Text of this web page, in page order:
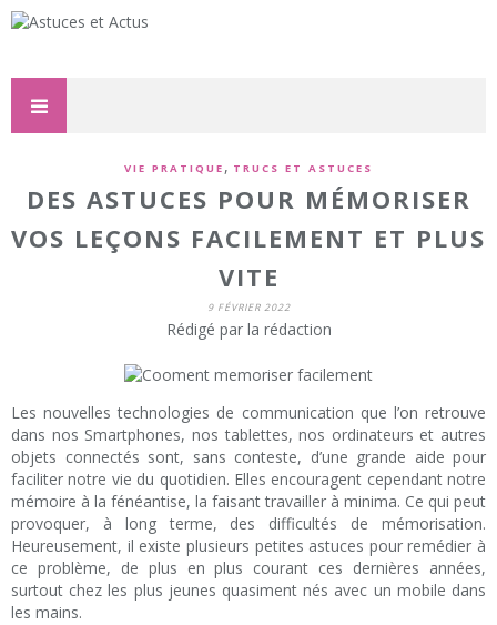
VIE PRATIQUE , TRUCS ET ASTUCES
DES ASTUCES POUR MÉMORISER
VOS LEÇONS FACILEMENT ET PLUS
VITE
9 FÉVRIER 2022
Rédigé par la rédaction
Les nouvelles technologies de communication que l’on retrouve
dans nos Smartphones, nos tablettes, nos ordinateurs et autres
objets connectés sont, sans conteste, d’une grande aide pour
faciliter notre vie du quotidien. Elles encouragent cependant notre
mémoire à la fénéantise, la faisant travailler à minima. Ce qui peut
provoquer, à long terme, des difficultés de mémorisation.
Heureusement, il existe plusieurs petites astuces pour remédier à
ce problème, de plus en plus courant ces dernières années,
surtout chez les plus jeunes quasiment nés avec un mobile dans
les mains.